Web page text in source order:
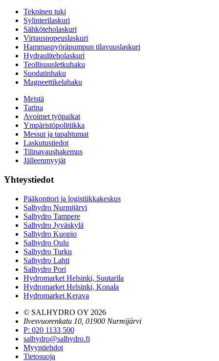
Tekninen tuki
Sylinterilaskuri
Sähköteholaskuri
Virtausnopeuslaskuri
Hammaspyöräpumpun tilavuuslaskuri
Hydrauliteholaskuri
Teollisuusletkuhaku
Suodatinhaku
Magneettikelahaku
Meistä
Tarina
Avoimet työpaikat
Ympäristöpolitiikka
Messut ja tapahtumat
Laskutustiedot
Tilinavaushakemus
Jälleenmyyjät
Yhteystiedot
Pääkonttori ja logistiikkakeskus
Salhydro Nurmijärvi
Salhydro Tampere
Salhydro Jyväskylä
Salhydro Kuopio
Salhydro Oulu
Salhydro Turku
Salhydro Lahti
Salhydro Pori
Hydromarket Helsinki, Suutarila
Hydromarket Helsinki, Konala
Hydromarket Kerava
© SALHYDRO OY 2026
Ilvesvuorenkatu 10, 01900 Nurmijärvi
P: 020 1133 500
salhydro@salhydro.fi
Myyntiehdot
Tietosuoja